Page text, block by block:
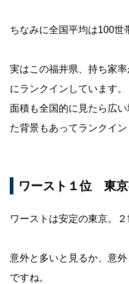
ちなみに全国平均は100世
実はこの福井県、持ち家
にランクインしています
面積も全国的に見たら広
た背景もあってランクイ
ワースト１位 東
ワーストは安定の東京。
意外と多いと見るか、意
ですね。